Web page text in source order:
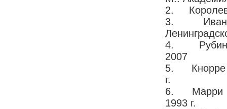
2. Королев
3. Иванов
4. Рубина
2007
5. Кнорре
г.
6. Марри
1993 г.